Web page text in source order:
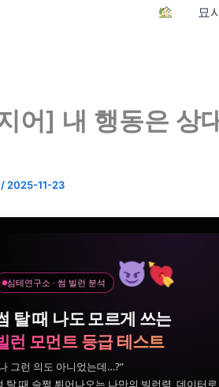
묘
어] 내 행동은 상
/ 2025-11-23
심테연구소 · 썸 빌런 분석
탈 때 나도 모르게 쓰는
런 모먼트 등급 테스트
그런 의도 아니었는데…?”
탈 때 슬쩍 튀어나오는 나만의 빌런력, 데이터